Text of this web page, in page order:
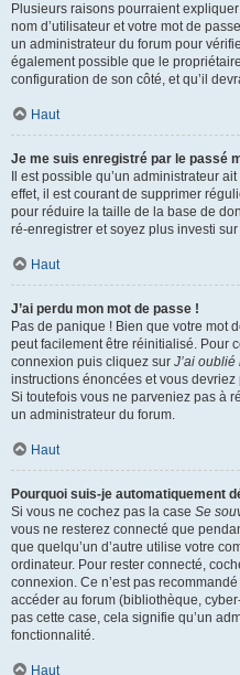
Plusieurs raisons pourraient
nom d’utilisateur et votre mot de
un administrateur du forum pour
également possible que le
configuration de son côté, et qu’il
Haut
Je me suis enregistré par le passé
Il est possible qu’un administrateur
effet, il est courant de supprimer
pour réduire la taille de la base de
ré-enregistrer et soyez plus investi
Haut
J’ai perdu mon mot de passe !
Pas de panique ! Bien que votre mot
peut facilement être réinitialisé. Pour
connexion puis cliquez sur J’ai
instructions énoncées et vous
Si toutefois vous ne parveniez pas à
un administrateur du forum.
Haut
Pourquoi suis-je automatiquement
Si vous ne cochez pas la case Se
vous ne resterez connecté que
que quelqu’un d’autre utilise votre
ordinateur. Pour rester connecté,
connexion. Ce n’est pas
accéder au forum (bibliothèque,
pas cette case, cela signifie qu’un
fonctionnalité.
Haut